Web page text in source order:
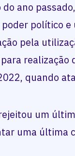
do ano
político e
pela
realização
quando
um
uma última